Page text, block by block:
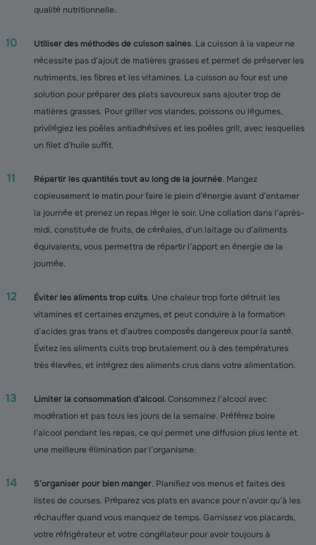
qualité nutritionnelle.
Utiliser des méthodes de cuisson saines. La cuisson à la vapeur ne
nécessite pas d’ajout de matières grasses et permet de préserver les
nutriments, les fibres et les vitamines. La cuisson au four est une
solution pour préparer des plats savoureux sans ajouter trop de
matières grasses. Pour griller vos viandes, poissons ou légumes,
privilégiez les poêles antiadhésives et les poêles grill, avec lesquelles
un filet d’huile suffit.
Répartir les quantités tout au long de la journée. Mangez
copieusement le matin pour faire le plein d’énergie avant d’entamer
la journée et prenez un repas léger le soir. Une collation dans l’après-
midi, constituée de fruits, de céréales, d’un laitage ou d’aliments
équivalents, vous permettra de répartir l’apport en énergie de la
journée.
Éviter les aliments trop cuits. Une chaleur trop forte détruit les
vitamines et certaines enzymes, et peut conduire à la formation
d’acides gras trans et d’autres composés dangereux pour la santé.
Évitez les aliments cuits trop brutalement ou à des températures
très élevées, et intégrez des aliments crus dans votre alimentation.
Limiter la consommation d’alcool. Consommez l’alcool avec
modération et pas tous les jours de la semaine. Préférez boire
l’alcool pendant les repas, ce qui permet une diffusion plus lente et
une meilleure élimination par l’organisme.
S’organiser pour bien manger. Planifiez vos menus et faites des
listes de courses. Préparez vos plats en avance pour n’avoir qu’à les
réchauffer quand vous manquez de temps. Garnissez vos placards,
votre réfrigérateur et votre congélateur pour avoir toujours à